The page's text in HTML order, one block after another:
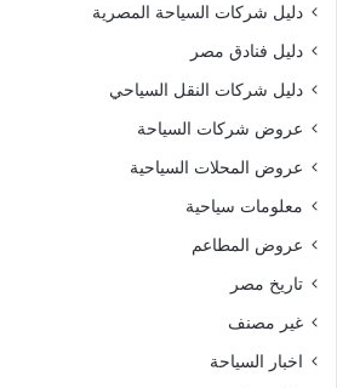
دليل شركات السياحة المصرية
دليل فنادق مصر
دليل شركات النقل السياحي
عروض شركات السياحة
عروض المحلات السياحية
معلومات سياحية
عروض المطاعم
تاريخ مصر
غير مصنف
اخبار السياحة